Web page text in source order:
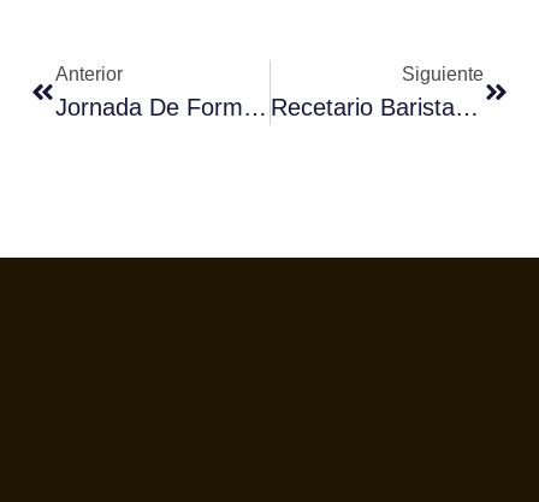
Anterior
Jornada De Formación Con Bilt Spain Y Rancilio Para Crear El Mejor Café
Siguiente
Recetario Barista – Siente Panamá